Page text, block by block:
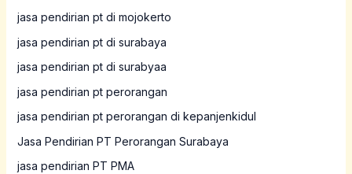
jasa pendirian pt di mojokerto
jasa pendirian pt di surabaya
jasa pendirian pt di surabyaa
jasa pendirian pt perorangan
jasa pendirian pt perorangan di kepanjenkidul
Jasa Pendirian PT Perorangan Surabaya
jasa pendirian PT PMA